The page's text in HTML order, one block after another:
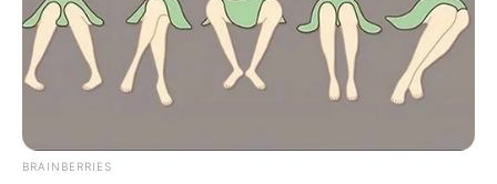
’90s TV Icons Who Faded Out Of Hollywood
BRAINBERRIES
BRAINBERRIES